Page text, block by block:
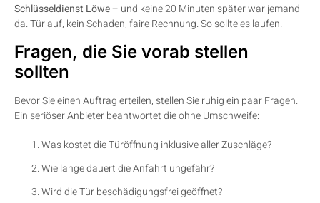
Schlüsseldienst Löwe– und keine 20 Minuten später war jemand
da. Tür auf, kein Schaden, faire Rechnung. So sollte es laufen.
Fragen, die Sie vorab stellen
sollten
Bevor Sie einen Auftrag erteilen, stellen Sie ruhig ein paar Fragen.
Ein seriöser Anbieter beantwortet die ohne Umschweife:
Was kostet die Türöffnung inklusive aller Zuschläge?
Wie lange dauert die Anfahrt ungefähr?
Wird die Tür beschädigungsfrei geöffnet?